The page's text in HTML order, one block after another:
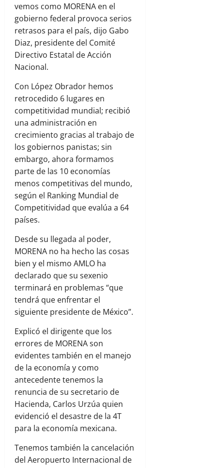
vemos como MORENA en el
gobierno federal provoca serios
retrasos para el país, dijo Gabo
Diaz, presidente del Comité
Directivo Estatal de Acción
Nacional.
Con López Obrador hemos
retrocedido 6 lugares en
competitividad mundial; recibió
una administración en
crecimiento gracias al trabajo de
los gobiernos panistas; sin
embargo, ahora formamos
parte de las 10 economías
menos competitivas del mundo,
según el Ranking Mundial de
Competitividad que evalúa a 64
países.
Desde su llegada al poder,
MORENA no ha hecho las cosas
bien y el mismo AMLO ha
declarado que su sexenio
terminará en problemas “que
tendrá que enfrentar el
siguiente presidente de México”.
Explicó el dirigente que los
errores de MORENA son
evidentes también en el manejo
de la economía y como
antecedente tenemos la
renuncia de su secretario de
Hacienda, Carlos Urzúa quien
evidenció el desastre de la 4T
para la economía mexicana.
Tenemos también la cancelación
del Aeropuerto Internacional de